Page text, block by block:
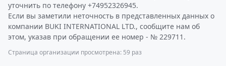
уточнить по телефону +74952326945.
Если вы заметили неточность в представленных данных о
компании BUKI INTERNATIONAL LTD., сообщите нам об
этом, указав при обращении ее номер - № 229711.
Страница организации просмотрена: 59 раз